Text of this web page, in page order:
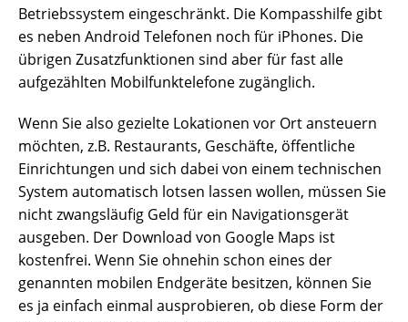
Betriebssystem eingeschränkt. Die Kompasshilfe gibt
es neben Android Telefonen noch für iPhones. Die
übrigen Zusatzfunktionen sind aber für fast alle
aufgezählten Mobilfunktelefone zugänglich.
Wenn Sie also gezielte Lokationen vor Ort ansteuern
möchten, z.B. Restaurants, Geschäfte, öffentliche
Einrichtungen und sich dabei von einem technischen
System automatisch lotsen lassen wollen, müssen Sie
nicht zwangsläufig Geld für ein Navigationsgerät
ausgeben. Der Download von Google Maps ist
kostenfrei. Wenn Sie ohnehin schon eines der
genannten mobilen Endgeräte besitzen, können Sie
es ja einfach einmal ausprobieren, ob diese Form der